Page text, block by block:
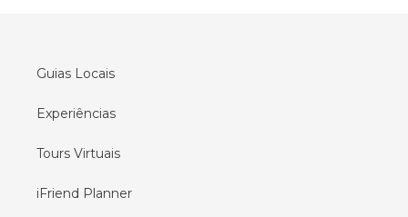
Guias Locais
Experiências
Tours Virtuais
iFriend Planner